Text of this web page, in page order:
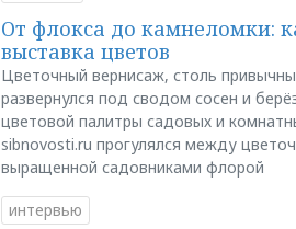
От флокса до камнеломки:
выставка цветов
Цветочный вернисаж, столь
развернулся под сводом сосен и
цветовой палитры садовых и
sibnovosti.ru прогулялся между
выращенной садовниками флорой
интервью